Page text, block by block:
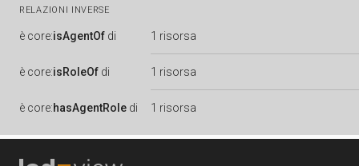
RELAZIONI INVERSE
è core:isAgentOf di 1 risorsa
è core:isRoleOf di 1 risorsa
è core:hasAgentRole di 1 risorsa